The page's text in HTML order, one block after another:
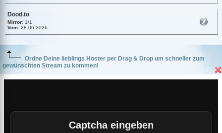
Dood.to
Mirror: 1/1
Vom: 28.06.2026
Ordne Deine lieblings Hoster per Drag & Drop um schneller zum
gewünschten Stream zu kommen!